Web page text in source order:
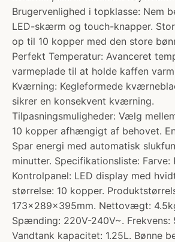
Brugervenlighed i topklasse: Nem
LED-skærm og touch-knapper.
op til 10 kopper med den store
Perfekt Temperatur: Avanceret
varmeplade til at holde kaffen
Kværning: Kegleformede
sikrer en konsekvent kværning.
Tilpasningsmuligheder: Vælg
10 kopper afhængigt af behovet.
Spar energi med automatisk
minutter. Specifikationsliste: Farve:
Kontrolpanel: LED display med
størrelse: 10 kopper.
173x289x395mm. Nettovægt:
Spænding: 220V-240V~. Frekvens:
Vandtank kapacitet: 1.25L. Bønne